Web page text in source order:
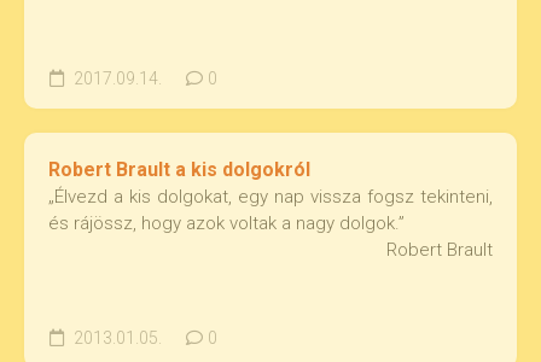
2017.09.14. 0
Robert Brault a kis dolgokról
„Élvezd a kis dolgokat, egy nap vissza fogsz tekinteni,
és rájössz, hogy azok voltak a nagy dolgok.”
Robert Brault
2013.01.05. 0